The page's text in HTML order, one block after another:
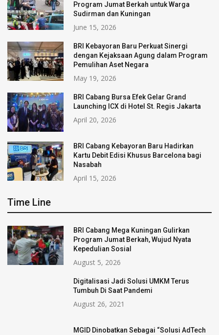
Program Jumat Berkah untuk Warga
Sudirman dan Kuningan
June 15, 2026
BRI Kebayoran Baru Perkuat Sinergi
dengan Kejaksaan Agung dalam Program
Pemulihan Aset Negara
May 19, 2026
BRI Cabang Bursa Efek Gelar Grand
Launching ICX di Hotel St. Regis Jakarta
April 20, 2026
BRI Cabang Kebayoran Baru Hadirkan
Kartu Debit Edisi Khusus Barcelona bagi
Nasabah
April 15, 2026
Time Line
BRI Cabang Mega Kuningan Gulirkan
Program Jumat Berkah, Wujud Nyata
Kepedulian Sosial
August 5, 2026
Digitalisasi Jadi Solusi UMKM Terus
Tumbuh Di Saat Pandemi
August 26, 2021
MGID Dinobatkan Sebagai “Solusi AdTech